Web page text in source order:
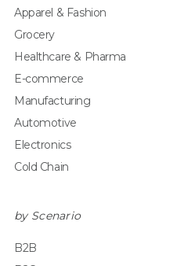
Apparel & Fashion
Grocery
Healthcare & Pharma
E-commerce
Manufacturing
Automotive
Electronics
Cold Chain
by Scenario
B2B